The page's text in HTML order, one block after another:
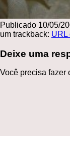
Publicado 10/05/
um trackback: URL
Deixe uma
Você precisa fazer